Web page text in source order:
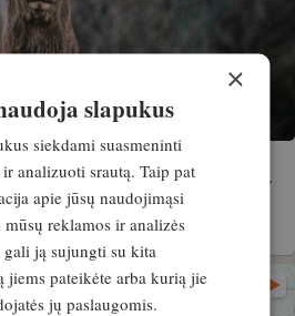
leidžiama vis dar
×
slapukus
siekdami suasmeninti
analizuoti srautą. Taip pat
apie jūsų naudojimąsi
mūsų reklamos ir analizės
ją sujungti su kita
jiems pateikėte arba kurią jie
jų paslaugomis.